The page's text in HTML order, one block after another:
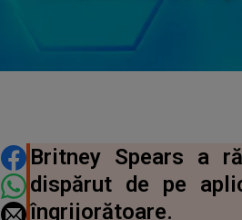
DISTRIBUIE ARTICOLUL
Britney Spears a
dispărut de pe
îngrijorătoare.